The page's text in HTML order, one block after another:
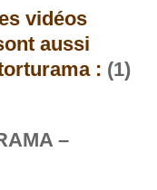
vidéos
aussi
: (1)
–